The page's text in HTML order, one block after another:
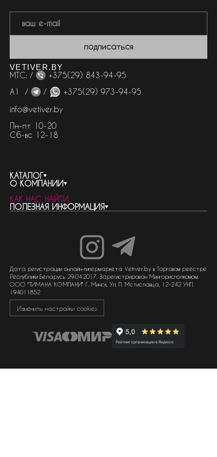
подписаться
VETIVER.BY
МТС: /
+375(29) 843-94-95
А1 /
/
+375(29) 973-94-95
info@vetiver.by
Пн-пт 10-20
Сб-вс 12-18
КАТАЛОГ
весь каталог
бренды
женская парфюмерия
мужская парфюмерия
унисекс парфюмерия
О КОМПАНИИ
контакты
о компании
доставка и оплата
КАК НАС НАЙТИ
ПОЛЕЗНАЯ ИНФОРМАЦИЯ
как совершить покупку
политика обработки персональных данных
политика обработки файлов cookie
Дата регистрации онлайн-гипермаркета Vetiver.by в Торговом реестре
Республики Беларусь 29.04.2017. Зарегистрирован Мингорисполкомом.
ООО "ТИМАНА КОМПАНИ" Г. Минск, Ул. П. Мстиславца, 12-242 УНП
194011852
Изменить настройки cookies